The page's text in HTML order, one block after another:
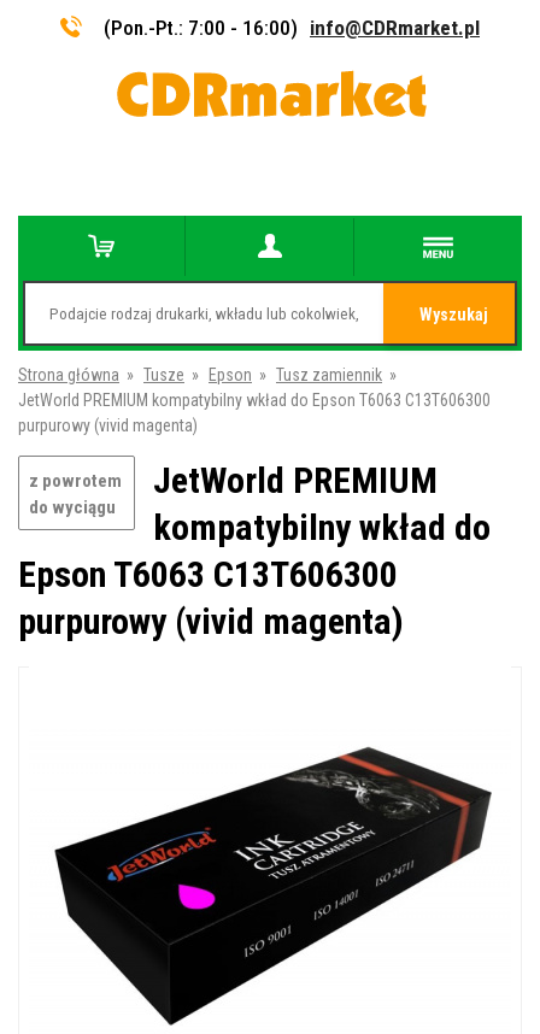
(Pon.-Pt.: 7:00 - 16:00) info@CDRmarket.pl
Wyszukaj
Strona główna » Tusze » Epson » Tusz zamiennik »
JetWorld PREMIUM kompatybilny wkład do Epson T6063 C13T606300
purpurowy (vivid magenta)
z powrotem
do wyciągu
JetWorld PREMIUM
kompatybilny wkład do
Epson T6063 C13T606300
purpurowy (vivid magenta)